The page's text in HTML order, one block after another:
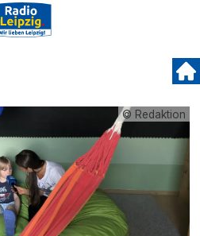
© Redaktion